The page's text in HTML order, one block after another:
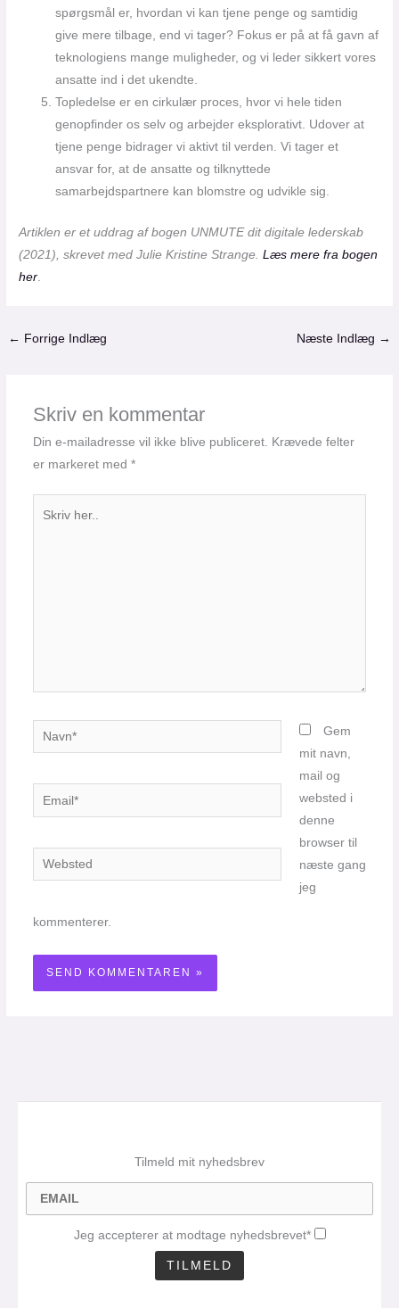
spørgsmål er, hvordan vi kan tjene penge og samtidig
give mere tilbage, end vi tager? Fokus er på at få gavn af
teknologiens mange muligheder, og vi leder sikkert vores
ansatte ind i det ukendte.
Topledelse er en cirkulær proces, hvor vi hele tiden
genopfinder os selv og arbejder eksplorativt. Udover at
tjene penge bidrager vi aktivt til verden. Vi tager et
ansvar for, at de ansatte og tilknyttede
samarbejdspartnere kan blomstre og udvikle sig.
Artiklen er et uddrag af bogen UNMUTE dit digitale lederskab
(2021), skrevet med Julie Kristine Strange.Læs mere fra bogen
her
← Forrige Indlæg Næste Indlæg →
Skriv en kommentar
Din e-mailadresse vil ikke blive publiceret. Krævede felter
er markeret med *
Navn*
Email*
Websted
Gem
mit navn,
mail og
websted i
denne
browser til
næste gang
jeg
kommenterer.
Tilmeld mit nyhedsbrev
Jeg accepterer at modtage nyhedsbrevet*